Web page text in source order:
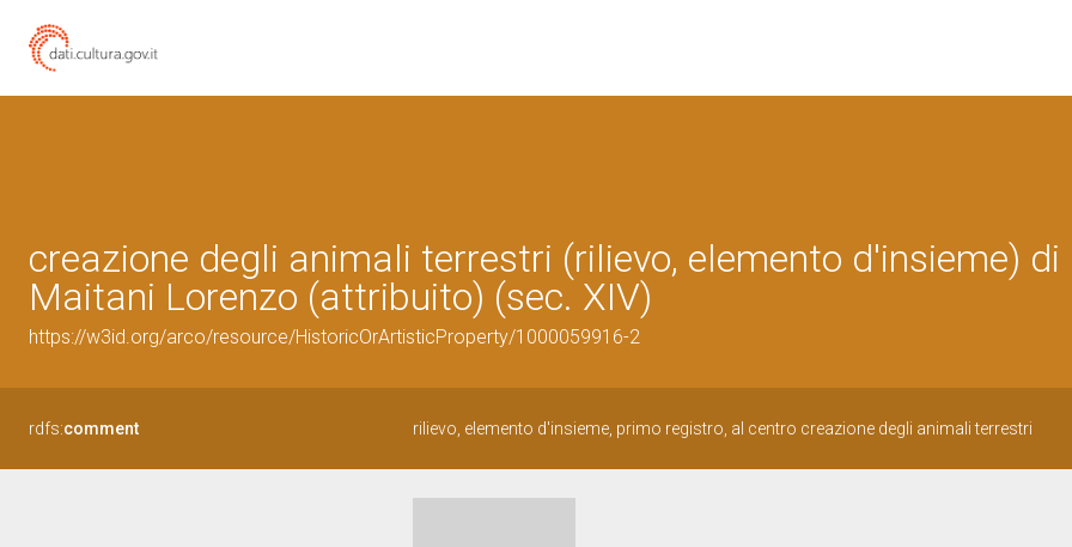
creazione degli animali terrestri (rilievo, elemento d'insieme) di
Maitani Lorenzo (attribuito) (sec. XIV)
https://w3id.org/arco/resource/HistoricOrArtisticProperty/1000059916-2
rdfs:comment rilievo, elemento d'insieme, primo registro, al centro creazione degli animali terrestri